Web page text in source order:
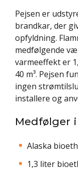
Pejsen er
brandkar, der
opfyldning.
medfølgende
varmeeffekt er
40 m³. Pejsen
ingen
installere og
Medfølger
Alaska
1,3 liter